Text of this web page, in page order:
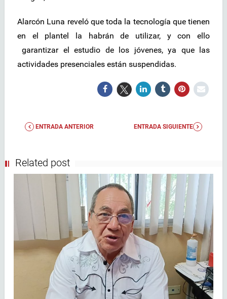
Alarcón Luna reveló que toda la tecnología que tienen
en el plantel la habrán de utilizar, y con ello
garantizar el estudio de los jóvenes, ya que las
actividades presenciales están suspendidas.
ENTRADA ANTERIOR ENTRADA SIGUIENTE
Related post